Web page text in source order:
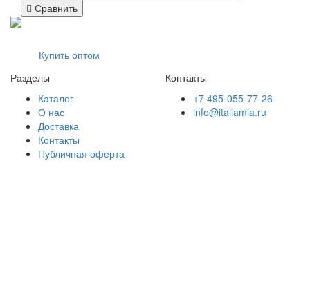
Сравнить
Купить оптом
Разделы
Каталог
О нас
Доставка
Контакты
Публичная оферта
Контакты
+7 495-055-77-26
info@italiamia.ru